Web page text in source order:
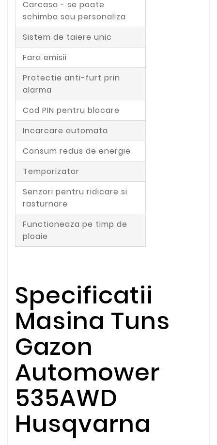
Carcasa - se poate
schimba sau personaliza
Sistem de taiere unic
Fara emisii
Protectie anti-furt prin
alarma
Cod PIN pentru blocare
Incarcare automata
Consum redus de energie
Temporizator
Senzori pentru ridicare si
rasturnare
Functioneaza pe timp de
ploaie
Specificatii
Masina Tuns
Gazon
Automower
535AWD
Husqvarna